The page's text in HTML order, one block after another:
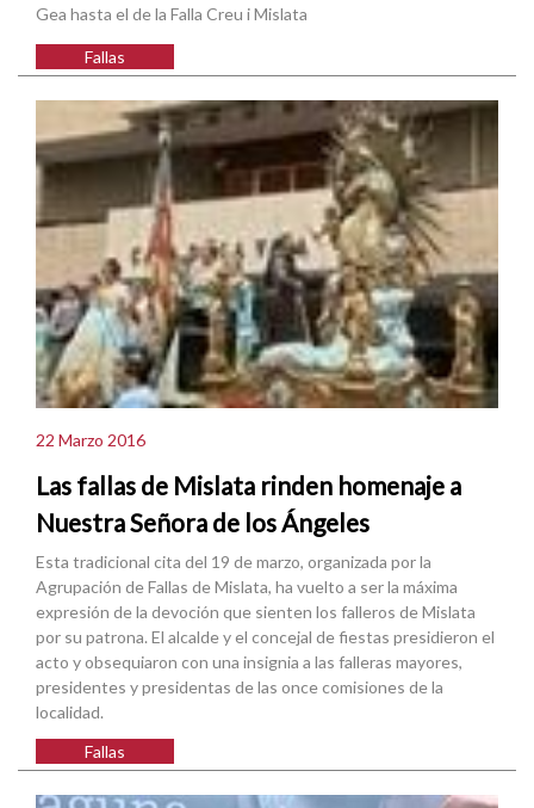
Gea hasta el de la Falla Creu i Mislata
Fallas
22 Marzo 2016
Las fallas de Mislata rinden homenaje a
Nuestra Señora de los Ángeles
Esta tradicional cita del 19 de marzo, organizada por la
Agrupación de Fallas de Mislata, ha vuelto a ser la máxima
expresión de la devoción que sienten los falleros de Mislata
por su patrona. El alcalde y el concejal de fiestas presidieron el
acto y obsequiaron con una insignia a las falleras mayores,
presidentes y presidentas de las once comisiones de la
localidad.
Fallas